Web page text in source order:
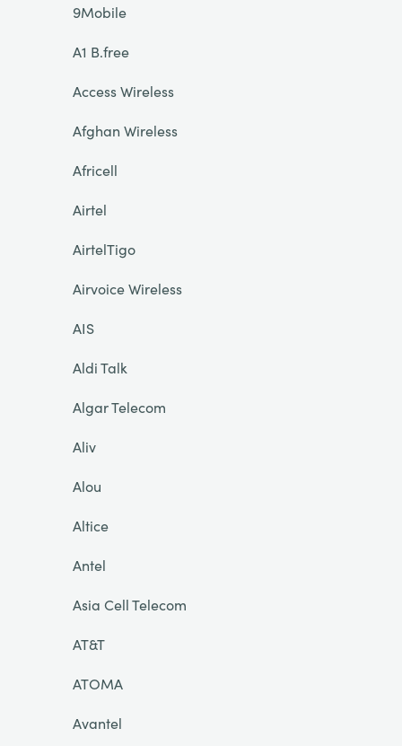
9Mobile
A1 B.free
Access Wireless
Afghan Wireless
Africell
Airtel
AirtelTigo
Airvoice Wireless
AIS
Aldi Talk
Algar Telecom
Aliv
Alou
Altice
Antel
Asia Cell Telecom
AT&T
ATOMA
Avantel